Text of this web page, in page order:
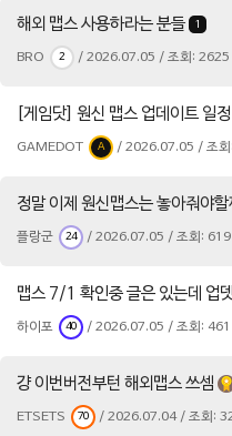
해외 맵스 사용하라는 분들 1
BRO 2 / 2026.07.05 / 조회: 2625
[게임닷] 원신 맵스 업데이트 일
GAMEDOT A / 2026.07.05 / 조
정말 이제 원신맵스는 놓아줘야
플랑군 24 / 2026.07.05 / 조회: 619
맵스 7/1 확인중 글은 있는데 업
하이포 40 / 2026.07.05 / 조회: 461
걍 이번버전부턴 해외맵스 쓰셈
ETSETS 70 / 2026.07.04 / 조회: